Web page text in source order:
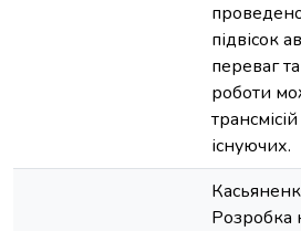
підвісок
переваг
роботи
існуючих.
Розробка